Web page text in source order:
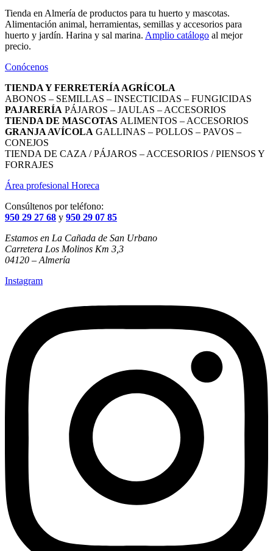
Tienda en Almería de productos para tu huerto y mascotas.
Alimentación animal, herramientas, semillas y accesorios para
huerto y jardín. Harina y sal marina. Amplio catálogo al mejor
precio.
Conócenos
TIENDA Y FERRETERÍA AGRÍCOLA
ABONOS – SEMILLAS – INSECTICIDAS – FUNGICIDAS
PAJARERÍA PÁJAROS – JAULAS – ACCESORIOS
TIENDA DE MASCOTAS ALIMENTOS – ACCESORIOS
GRANJA AVÍCOLA GALLINAS – POLLOS – PAVOS –
CONEJOS
TIENDA DE CAZA / PÁJAROS – ACCESORIOS / PIENSOS Y
FORRAJES
Área profesional Horeca
Consúltenos por teléfono:
950 29 27 68 y 950 29 07 85
Estamos en La Cañada de San Urbano
Carretera Los Molinos Km 3,3
04120 – Almería
Instagram